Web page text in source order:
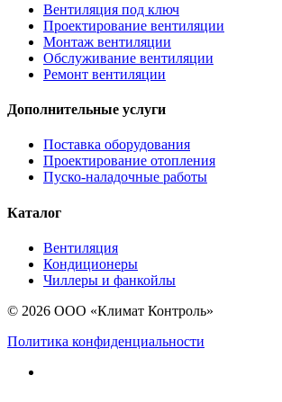
Вентиляция под ключ
Проектирование вентиляции
Монтаж вентиляции
Обслуживание вентиляции
Ремонт вентиляции
Дополнительные услуги
Поставка оборудования
Проектирование отопления
Пуско-наладочные работы
Каталог
Вентиляция
Кондиционеры
Чиллеры и фанкойлы
© 2026 ООО «Климат Контроль»
Политика конфиденциальности